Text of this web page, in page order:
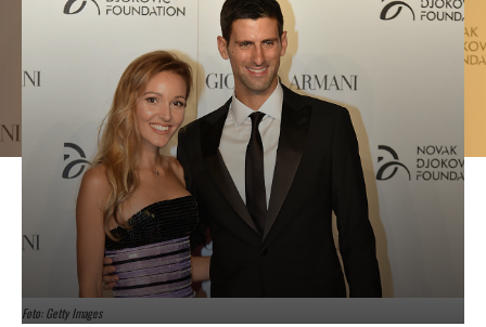
Foto: Getty Images